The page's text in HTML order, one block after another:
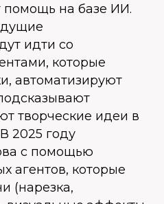
помощь на базе ИИ.
идти со
которые
автоматизируют
творческие идеи в
2025 году
с помощью
агентов, которые
(нарезка,